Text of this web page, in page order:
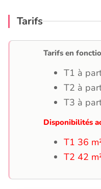
Tarifs
Tarifs en
T1 à
T2 à
T3 à
Disponibilités
T1 36
T2 42